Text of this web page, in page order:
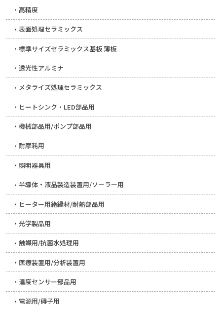
高精度
表面処理セラミックス
標準サイズセラミックス基板 薄板
透光性アルミナ
メタライズ処理セラミックス
ヒートシンク・LED部品用
機械部品用/ポンプ部品用
耐摩耗用
照明器具用
半導体・液晶製造装置用/ソーラー用
ヒーター用絶縁材/耐熱部品用
光学製品用
触媒用/抗菌水処理用
医療装置用/分析装置用
温度センサー部品用
電源用/碍子用